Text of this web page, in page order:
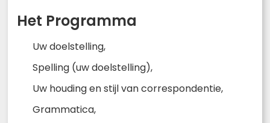
Het Programma
Uw doelstelling,
Spelling (uw doelstelling),
Uw houding en stijl van correspondentie,
Grammatica,